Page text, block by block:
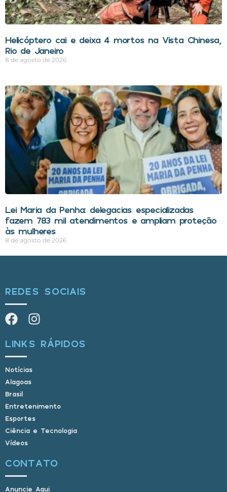
Helicóptero cai e deixa 4 mortos na Vista Chinesa,
Rio de Janeiro
8 de agosto de 2026
Lei Maria da Penha: delegacias especializadas
fazem 783 mil atendimentos e ampliam proteção
às mulheres
8 de agosto de 2026
REDES SOCIAIS
LINKS RÁPIDOS
Notícias
Alagoas
Brasil
Entretenimento
Esportes
Ciência e Tecnologia
Vídeos
CONTATO
Anuncie Aqui